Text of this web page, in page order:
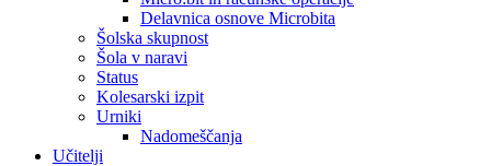
Delavnica osnove Microbita
Šolska skupnost
Šola v naravi
Status
Kolesarski izpit
Urniki
Nadomeščanja
Učitelji